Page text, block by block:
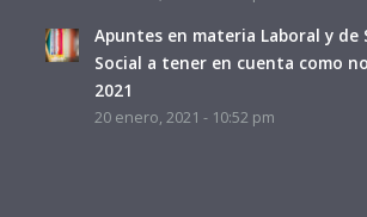
Apuntes en materia Laboral y de
Social a tener en cuenta como
2021
20 enero, 2021 - 10:52 pm